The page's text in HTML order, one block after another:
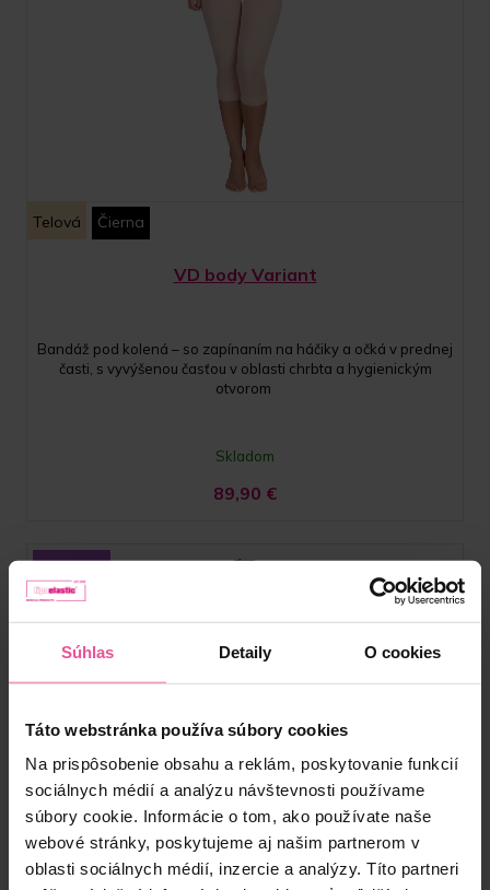
Súhlas Detaily O cookies
Táto webstránka používa súbory cookies
Na prispôsobenie obsahu a reklám, poskytovanie funkcií
sociálnych médií a analýzu návštevnosti používame
súbory cookie. Informácie o tom, ako používate naše
webové stránky, poskytujeme aj našim partnerom v
oblasti sociálnych médií, inzercie a analýzy. Títo partneri
Telová Čierna
VD body Variant
Bandáž pod kolená – so zapínaním na háčiky a očká v prednej
časti, s vyvýšenou časťou v oblasti chrbta a hygienickým
otvorom
Skladom
89,90 €